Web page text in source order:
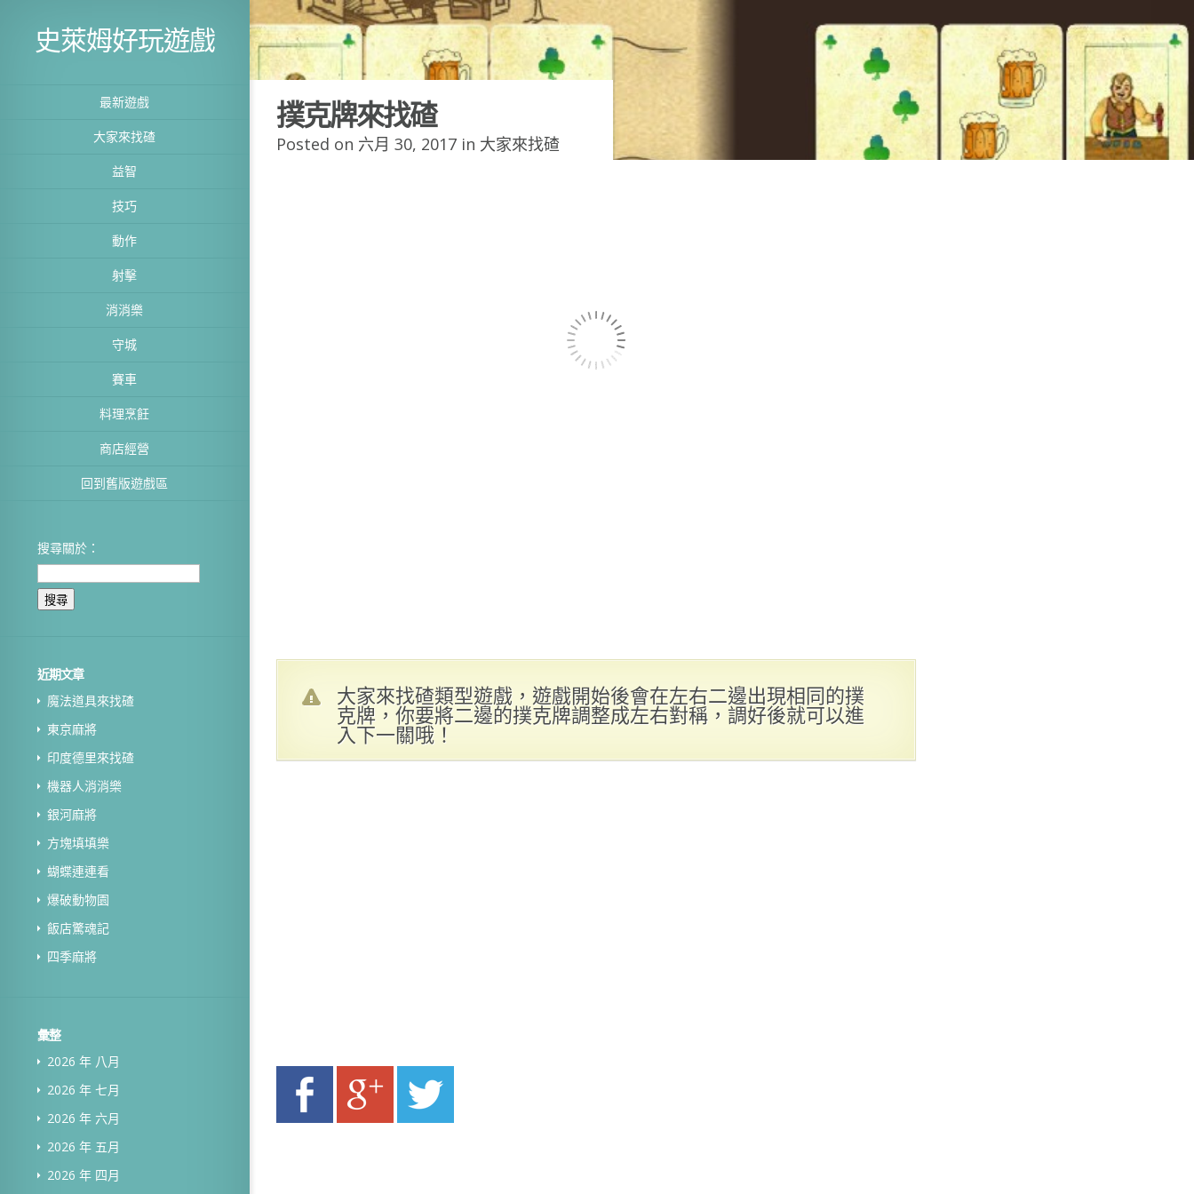
史萊姆好玩遊戲
最新遊戲
大家來找碴
益智
技巧
動作
射擊
消消樂
守城
賽車
料理烹飪
商店經營
回到舊版遊戲區
搜尋關於：
近期文章
魔法道具來找碴
東京麻將
印度德里來找碴
機器人消消樂
銀河麻將
方塊填填樂
蝴蝶連連看
爆破動物園
飯店驚魂記
四季麻將
彙整
2026 年 八月
2026 年 七月
2026 年 六月
2026 年 五月
2026 年 四月
撲克牌來找碴
Posted on 六月 30, 2017 in 大家來找碴
大家來找碴類型遊戲，遊戲開始後會在左右二邊出現相同的撲
克牌，你要將二邊的撲克牌調整成左右對稱，調好後就可以進
入下一關哦！